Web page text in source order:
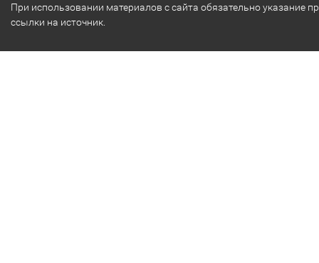
При использовании материалов с сайта обязательно указание
ссылки на источник.